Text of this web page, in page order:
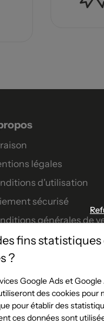
légales
d'utilisation
sécurisé
générales de
nos partenaires
services confort
jeu concours
fins
?
Google Ads et
des cookies pour
pour établir des
ces données sont